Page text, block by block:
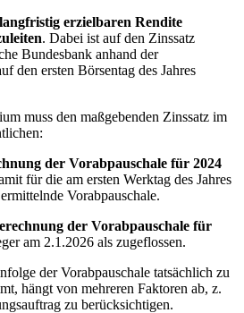
erzielbaren Rendite
. Dabei ist auf den Zinssatz
Bundesbank anhand der
den ersten Börsentag des Jahres
muss den maßgebenden Zinssatz im
der Vorabpauschale für 2024
für die am ersten Werktag des Jahres
Vorabpauschale.
der Vorabpauschale für
am 2.1.2026 als zugeflossen.
der Vorabpauschale tatsächlich zu
hängt von mehreren Faktoren ab, z.
zu berücksichtigen.